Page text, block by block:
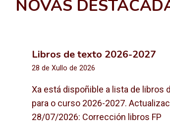
NOVAS
Libros de texto 2026-2027
28 de Xullo de 2026
Xa está dispoñible a lista de libros
para o curso 2026-2027.
28/07/2026: Corrección libros FP